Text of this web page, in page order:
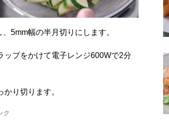
5mm幅の半月切りにします。
かり切ります。
ク